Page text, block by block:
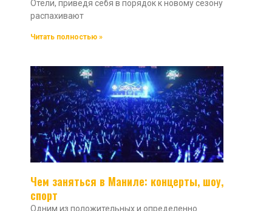
Отели, приведя себя в порядок к новому сезону
распахивают
Читать полностью »
Чем заняться в Маниле: концерты, шоу,
спорт
Одним из положительных и определенно